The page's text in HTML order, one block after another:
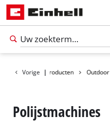
Vorige | Producten Outdoor
Polijstmachines